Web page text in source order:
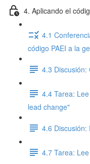
4. Aplicando el
4.1
código PAEI a la
4.3 Discusión:
4.4 Tarea:
lead change"
4.6 Discusión:
4.7 Tarea: